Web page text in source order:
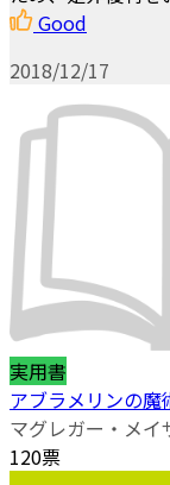
Good
2018/12/17
実用書
アブラメリンの魔
マグレガー・メイ
120票